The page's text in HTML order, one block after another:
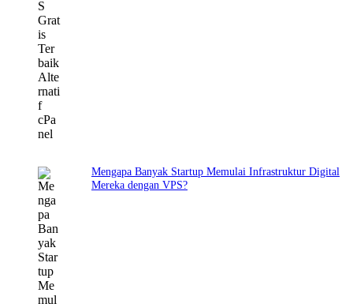
Mengapa Banyak Startup Memulai Infrastruktur Digital
Mereka dengan VPS?